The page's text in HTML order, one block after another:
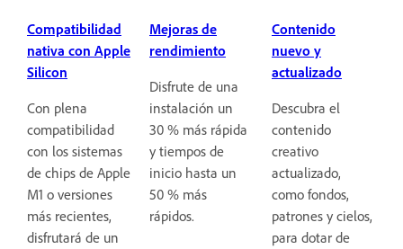
Compatibilidad
nativa con Apple
Silicon
Con plena
compatibilidad
con los sistemas
de chips de Apple
M1 o versiones
más recientes,
disfrutará de un
Mejoras de
rendimiento
Disfrute de una
instalación un
30 % más rápida
y tiempos de
inicio hasta un
50 % más
rápidos.
Contenido
nuevo y
actualizado
Descubra el
contenido
creativo
actualizado,
como fondos,
patrones y cielos,
para dotar de